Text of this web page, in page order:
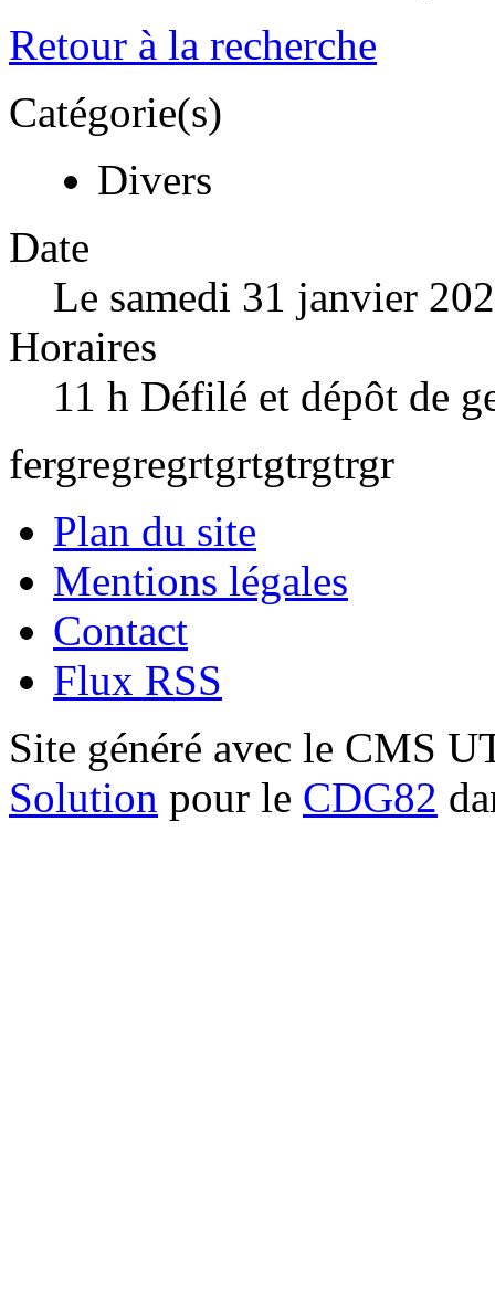
Retour à la recherche
Catégorie(s)
Divers
Date
Le samedi 31 janvier
Horaires
11 h Défilé et dépôt de
fergregregrtgrtgtrgtrgr
Plan du site
Mentions légales
Contact
Flux RSS
Site généré avec le CMS
Solution pour le CDG82